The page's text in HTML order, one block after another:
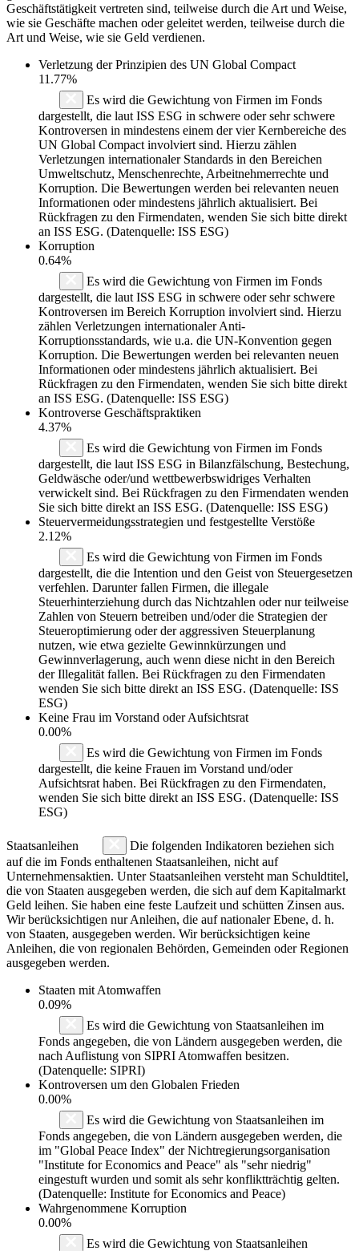
Geschäftstätigkeit vertreten sind, teilweise durch die Art und Weise,
wie sie Geschäfte machen oder geleitet werden, teilweise durch die
Art und Weise, wie sie Geld verdienen.
Verletzung der Prinzipien des UN Global Compact
11.77%
Es wird die Gewichtung von Firmen im Fonds
dargestellt, die laut ISS ESG in schwere oder sehr schwere
Kontroversen in mindestens einem der vier Kernbereiche des
UN Global Compact involviert sind. Hierzu zählen
Verletzungen internationaler Standards in den Bereichen
Umweltschutz, Menschenrechte, Arbeitnehmerrechte und
Korruption. Die Bewertungen werden bei relevanten neuen
Informationen oder mindestens jährlich aktualisiert. Bei
Rückfragen zu den Firmendaten, wenden Sie sich bitte direkt
an ISS ESG. (Datenquelle: ISS ESG)
Korruption
0.64%
Es wird die Gewichtung von Firmen im Fonds
dargestellt, die laut ISS ESG in schwere oder sehr schwere
Kontroversen im Bereich Korruption involviert sind. Hierzu
zählen Verletzungen internationaler Anti-
Korruptionsstandards, wie u.a. die UN-Konvention gegen
Korruption. Die Bewertungen werden bei relevanten neuen
Informationen oder mindestens jährlich aktualisiert. Bei
Rückfragen zu den Firmendaten, wenden Sie sich bitte direkt
an ISS ESG. (Datenquelle: ISS ESG)
Kontroverse Geschäftspraktiken
4.37%
Es wird die Gewichtung von Firmen im Fonds
dargestellt, die laut ISS ESG in Bilanzfälschung, Bestechung,
Geldwäsche oder/und wettbewerbswidriges Verhalten
verwickelt sind. Bei Rückfragen zu den Firmendaten wenden
Sie sich bitte direkt an ISS ESG. (Datenquelle: ISS ESG)
Steuervermeidungsstrategien und festgestellte Verstöße
2.12%
Es wird die Gewichtung von Firmen im Fonds
dargestellt, die die Intention und den Geist von Steuergesetzen
verfehlen. Darunter fallen Firmen, die illegale
Steuerhinterziehung durch das Nichtzahlen oder nur teilweise
Zahlen von Steuern betreiben und/oder die Strategien der
Steueroptimierung oder der aggressiven Steuerplanung
nutzen, wie etwa gezielte Gewinnkürzungen und
Gewinnverlagerung, auch wenn diese nicht in den Bereich
der Illegalität fallen. Bei Rückfragen zu den Firmendaten
wenden Sie sich bitte direkt an ISS ESG. (Datenquelle: ISS
ESG)
Keine Frau im Vorstand oder Aufsichtsrat
0.00%
Es wird die Gewichtung von Firmen im Fonds
dargestellt, die keine Frauen im Vorstand und/oder
Aufsichtsrat haben. Bei Rückfragen zu den Firmendaten,
wenden Sie sich bitte direkt an ISS ESG. (Datenquelle: ISS
ESG)
Staatsanleihen
Die folgenden Indikatoren beziehen sich
auf die im Fonds enthaltenen Staatsanleihen, nicht auf
Unternehmensaktien. Unter Staatsanleihen versteht man Schuldtitel,
die von Staaten ausgegeben werden, die sich auf dem Kapitalmarkt
Geld leihen. Sie haben eine feste Laufzeit und schütten Zinsen aus.
Wir berücksichtigen nur Anleihen, die auf nationaler Ebene, d. h.
von Staaten, ausgegeben werden. Wir berücksichtigen keine
Anleihen, die von regionalen Behörden, Gemeinden oder Regionen
ausgegeben werden.
Staaten mit Atomwaffen
0.09%
Es wird die Gewichtung von Staatsanleihen im
Fonds angegeben, die von Ländern ausgegeben werden, die
nach Auflistung von SIPRI Atomwaffen besitzen.
(Datenquelle: SIPRI)
Kontroversen um den Globalen Frieden
0.00%
Es wird die Gewichtung von Staatsanleihen im
Fonds angegeben, die von Ländern ausgegeben werden, die
im "Global Peace Index" der Nichtregierungsorganisation
"Institute for Economics and Peace" als "sehr niedrig"
eingestuft wurden und somit als sehr konfliktträchtig gelten.
(Datenquelle: Institute for Economics and Peace)
Wahrgenommene Korruption
0.00%
Es wird die Gewichtung von Staatsanleihen